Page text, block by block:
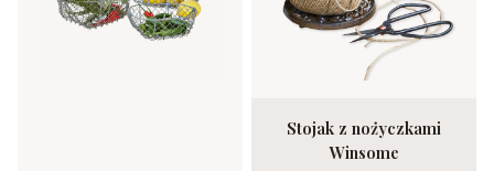
Stojak z nożyczkami
Winsome